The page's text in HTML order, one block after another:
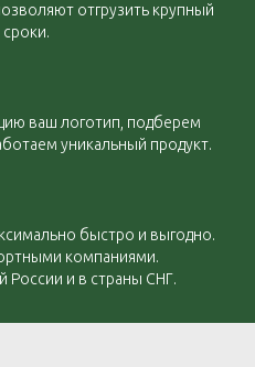
отгрузить крупный
сроки.
ваш логотип, подберем
уникальный продукт.
быстро и выгодно.
компаниями.
России и в страны СНГ.